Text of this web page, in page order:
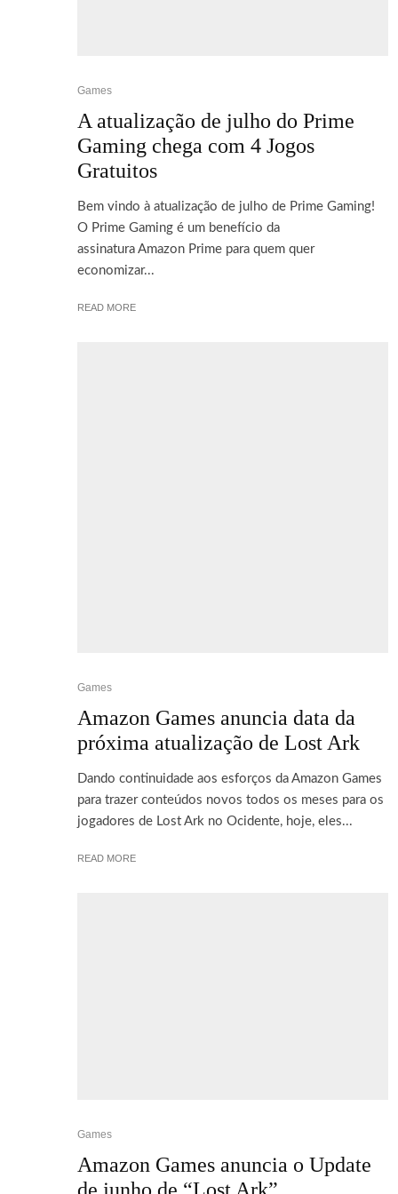
Games
A atualização de julho do Prime
Gaming chega com 4 Jogos
Gratuitos
Bem vindo à atualização de julho de Prime Gaming!
O Prime Gaming é um benefício da
assinatura Amazon Prime para quem quer
economizar...
READ MORE
Games
Amazon Games anuncia data da
próxima atualização de Lost Ark
Dando continuidade aos esforços da Amazon Games
para trazer conteúdos novos todos os meses para os
jogadores de Lost Ark no Ocidente, hoje, eles...
READ MORE
Games
Amazon Games anuncia o Update